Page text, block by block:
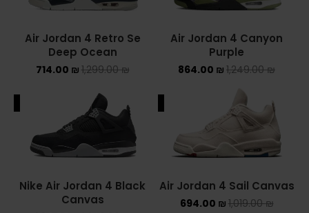
NIKE DUNK KIDS
NIKE MAC ATTACK
PUMA X FENTY
Uncategorized
Air Jordan 4 Canyon
Purple
1,249.00₪
864.00 ₪
Air Jordan 4 Retro Se
Deep Ocean
1,299.00₪
714.00 ₪
Air Jordan 4 Sail Canvas
1,019.00₪
694.00 ₪
Nike Air Jordan 4 Black
Canvas